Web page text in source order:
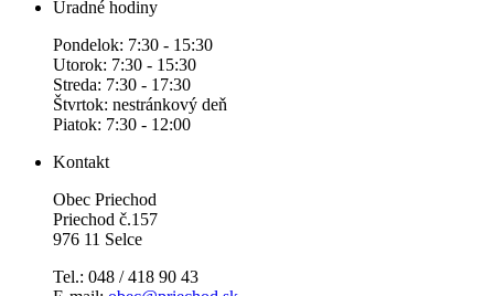
Úradné hodiny
Pondelok: 7:30 - 15:30
Utorok: 7:30 - 15:30
Streda: 7:30 - 17:30
Štvrtok: nestránkový deň
Piatok: 7:30 - 12:00
Kontakt
Obec Priechod
Priechod č.157
976 11 Selce
Tel.: 048 / 418 90 43